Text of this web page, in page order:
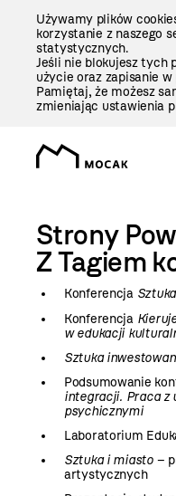
Używamy plików
korzystanie z naszego
statystycznych.
Jeśli nie blokujesz tych
użycie oraz zapisanie
Pamiętaj, że możesz
zmieniając ustawienia
Strony
Z Tagiem
Konferencja
Konferencja
w edukacji
Sztuka
Podsumowanie
integracji. Praca z
psychicznymi
Laboratorium
Sztuka i miasto–
artystycznych